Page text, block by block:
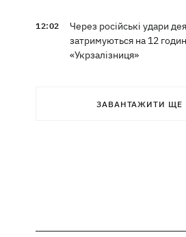
12:02
Через російські удари
затримуються на 12
«Укрзалізниця»
обіцянки щодо ракет
ЗАВАНТАЖИТИ ЩЕ